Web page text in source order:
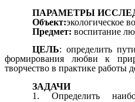
ПАРАМЕТРЫ
Объект:экологическое
Предмет:воспитание
ЦЕЛЬ: определить
формирования любви к
творчество в практике работы
ЗАДАЧИ
1. Определить